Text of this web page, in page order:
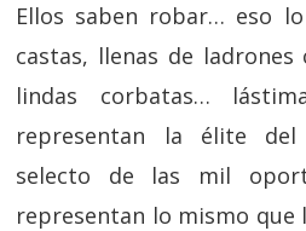
Ellos saben robar… eso
castas, llenas de
lindas corbatas…
representan la élite
selecto de las mil
representan lo mismo que